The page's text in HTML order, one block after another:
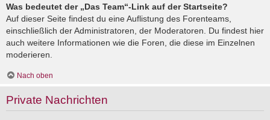
Was bedeutet der „Das Team“-Link auf der Startseite?
Auf dieser Seite findest du eine Auflistung des Forenteams,
einschließlich der Administratoren, der Moderatoren. Du findest hier
auch weitere Informationen wie die Foren, die diese im Einzelnen
moderieren.
Nach oben
Private Nachrichten